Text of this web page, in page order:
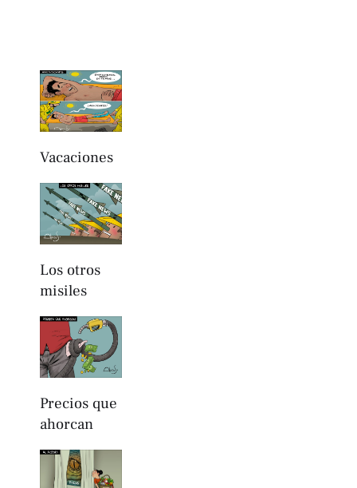
Vacaciones
Los otros
misiles
Precios que
ahorcan